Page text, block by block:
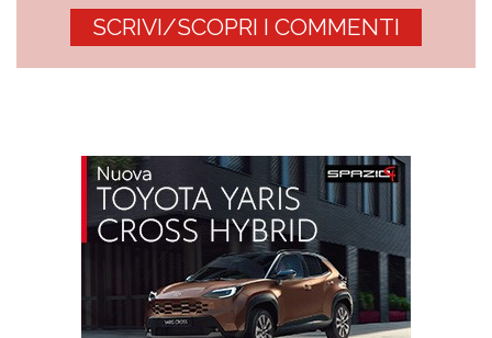
SCRIVI/SCOPRI I COMMENTI